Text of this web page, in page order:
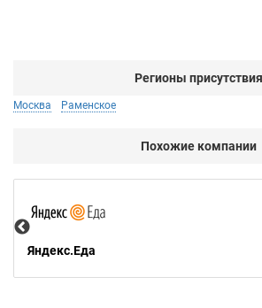
Регионы присутствия
Москва Раменское
Похожие компании
Яндекс.Еда